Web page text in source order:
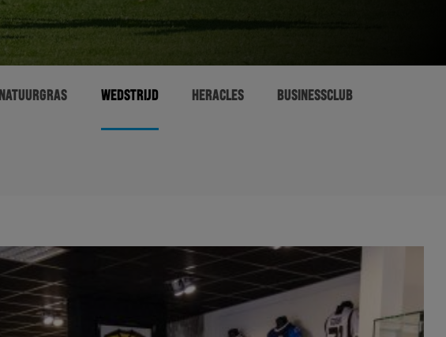
NATUURGRAS WEDSTRIJD HERACLES BUSINESSCLUB